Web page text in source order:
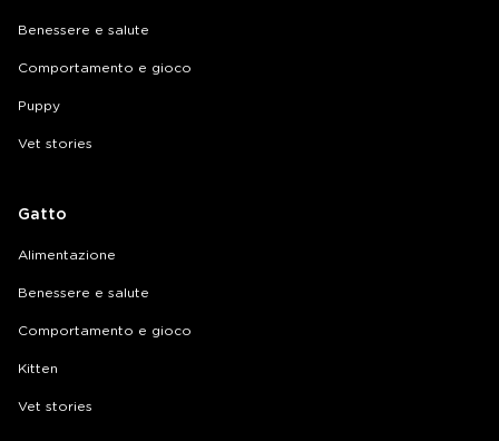
Benessere e salute
Comportamento e gioco
Puppy
Vet stories
Gatto
Alimentazione
Benessere e salute
Comportamento e gioco
Kitten
Vet stories